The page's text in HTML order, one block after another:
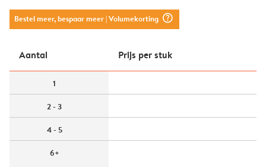
Bestel meer, bespaar meer| Volumekorting question_mark_circle
Aantal Prijs per stuk
1
2 - 3
4 - 5
6+